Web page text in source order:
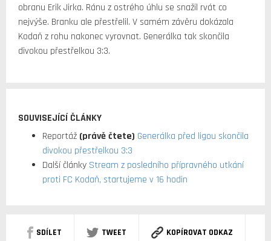
obranu Erik Jirka. Ránu z ostrého úhlu se snažil rvát co
nejvýše. Branku ale přestřelil. V samém závěru dokázala
Kodaň z rohu nakonec vyrovnat. Generálka tak skončila
divokou přestřelkou 3:3.
SOUVISEJÍCÍ ČLÁNKY
Reportáž (právě čtete) Generálka před ligou skončila
divokou přestřelkou 3:3
Další články Stream z posledního přípravného utkání
proti FC Kodaň, startujeme v 16 hodin
SDÍLET TWEET KOPÍROVAT ODKAZ